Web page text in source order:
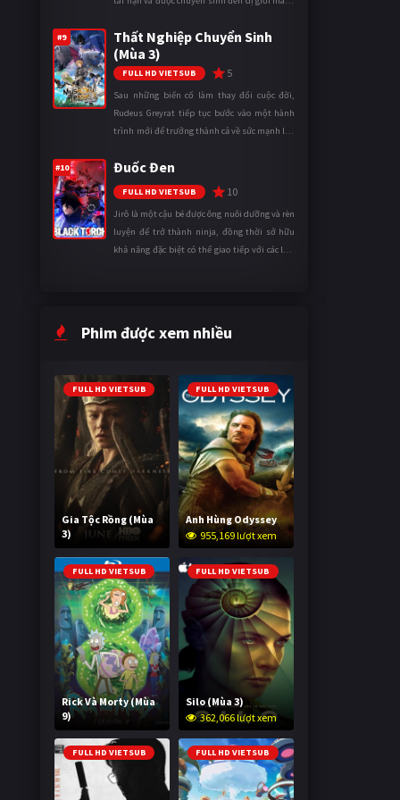
thành một mạo hiểm gi ...
#9
Thất Nghiệp Chuyển Sinh
(Mùa 3)
FULL HD VIETSUB 5
Sau những biến cố làm thay đổi cuộc đời,
Rudeus Greyrat tiếp tục bước vào một hành
trình mới để trưởng thành cả về sức mạnh lẫn
ngày càng khắc nghiệt, anh ...
#10 Đuốc Đen
FULL HD VIETSUB 10
Jirô là một cậu bé được ông nuôi dưỡng và rèn
luyện để trở thành ninja, đồng thời sở hữu
khả năng đặc biệt có thể giao tiếp với các loài
Phim được xem nhiều
FULL HD VIETSUB
Gia Tộc Rồng (Mùa
3)
2,021,217 lượt xem
FULL HD VIETSUB
Anh Hùng Odyssey
955,169 lượt xem
FULL HD VIETSUB
Rick Và Morty (Mùa
9)
2,996,365 lượt xem
FULL HD VIETSUB
Silo (Mùa 3)
362,066 lượt xem
FULL HD VIETSUB FULL HD VIETSUB